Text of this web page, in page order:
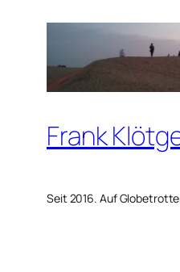
springen
Frank
Seit 2016. Auf